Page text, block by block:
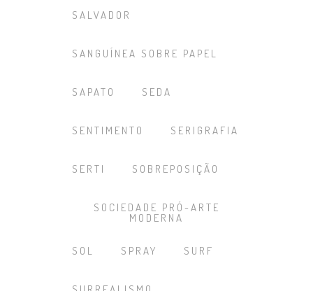
SALVADOR
SANGUÍNEA SOBRE PAPEL
SAPATO SEDA
SENTIMENTO SERIGRAFIA
SERTI SOBREPOSIÇÃO
SOCIEDADE PRÓ-ARTE
MODERNA
SOL SPRAY SURF